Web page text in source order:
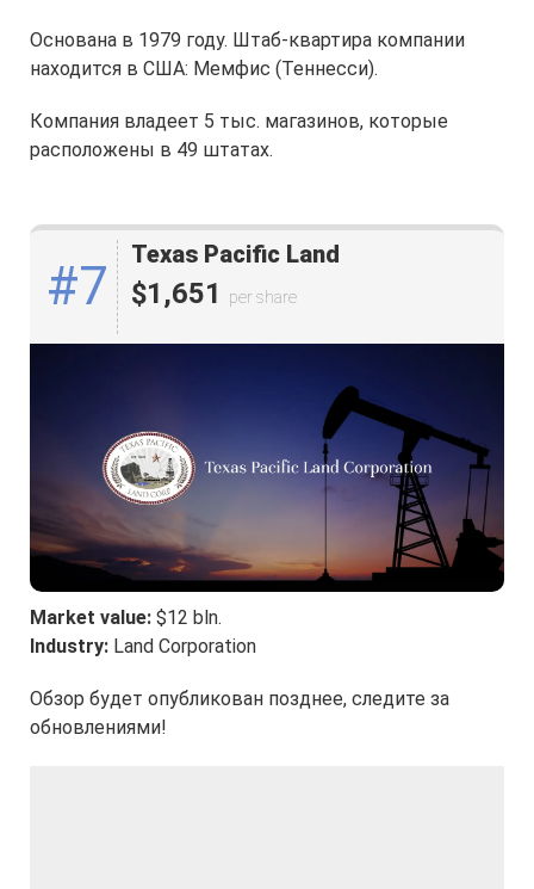
Основана в 1979 году. Штаб-квартира компании
находится в США: Мемфис (Теннесси).
Компания владеет 5 тыс. магазинов, которые
расположены в 49 штатах.
#7
Texas Pacific Land
$1,651 per share
Market value: $12 bln.
Industry: Land Corporation
Обзор будет опубликован позднее, следите за
обновлениями!